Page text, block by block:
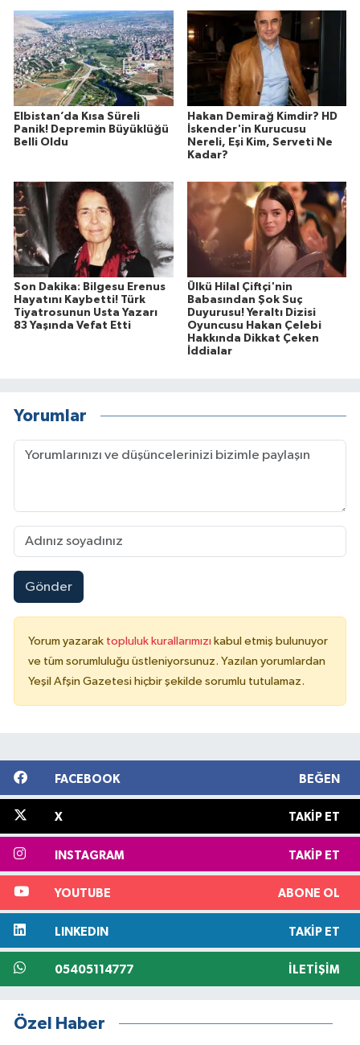
Elbistan’da Kısa Süreli
Panik! Depremin Büyüklüğü
Belli Oldu
Hakan Demirağ Kimdir? HD
İskender'in Kurucusu
Nereli, Eşi Kim, Serveti Ne
Kadar?
Son Dakika: Bilgesu Erenus
Hayatını Kaybetti! Türk
Tiyatrosunun Usta Yazarı
83 Yaşında Vefat Etti
Ülkü Hilal Çiftçi'nin
Babasından Şok Suç
Duyurusu! Yeraltı Dizisi
Oyuncusu Hakan Çelebi
Hakkında Dikkat Çeken
İddialar
Yorumlar
Gönder
Yorum yazarak topluluk kurallarımızı kabul etmiş bulunuyor
ve tüm sorumluluğu üstleniyorsunuz. Yazılan yorumlardan
Yeşil Afşin Gazetesi hiçbir şekilde sorumlu tutulamaz.
FACEBOOK BEĞEN
X TAKIP ET
INSTAGRAM TAKIP ET
YOUTUBE ABONE OL
LINKEDIN TAKIP ET
05405114777 İLETIŞIM
Özel Haber